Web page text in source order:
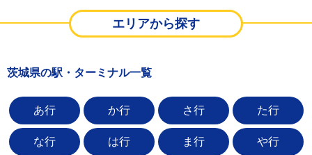
エリアから探す
茨城県の駅・ターミナル一覧
あ行 か行 さ行 た行
な行 は行 ま行 や行